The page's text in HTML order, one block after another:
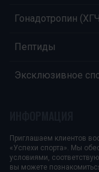
Гонадотропин
Пептиды
Эксклюзивное
Приглашаем клиентов
«Успехи спорта». Мы
условиями,
вы можете